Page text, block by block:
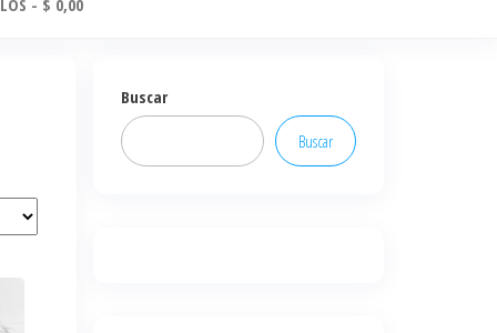
$ 0,00
Buscar
Buscar